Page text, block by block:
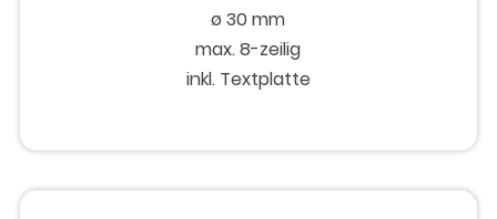
ø 30 mm
max. 8-zeilig
inkl. Textplatte